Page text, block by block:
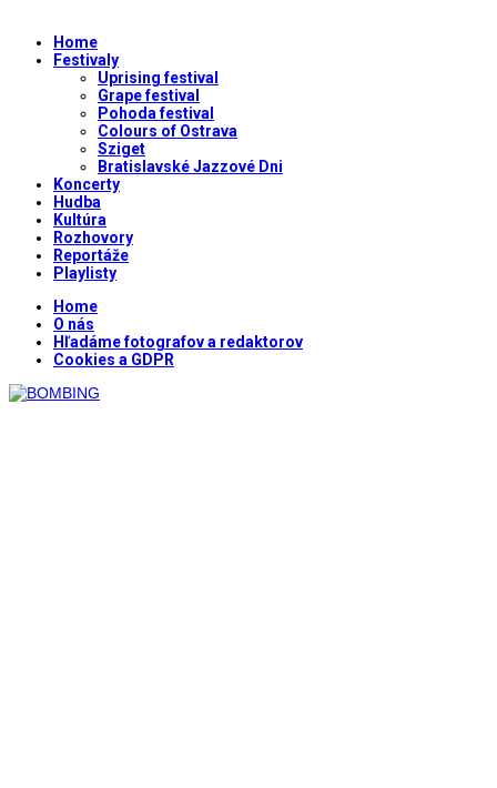
Home
Festivaly
Uprising festival
Grape festival
Pohoda festival
Colours of Ostrava
Sziget
Bratislavské Jazzové Dni
Koncerty
Hudba
Kultúra
Rozhovory
Reportáže
Playlisty
Home
O nás
Hľadáme fotografov a redaktorov
Cookies a GDPR